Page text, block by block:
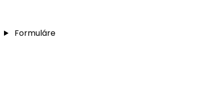
Formuláre